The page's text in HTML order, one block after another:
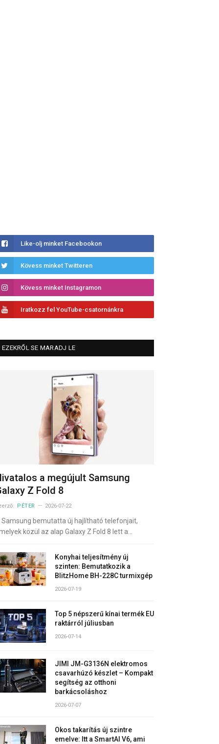
Like-olj minket Facebookon
Kövess minket Twitteren
Kövess minket Instagramon
Iratkozz fel YouTube-csatornánkra
EZEKRŐL SE MARADJ LE
a megújult Samsung
Z Fold 8
PÉTER 2026-07-22
Samsung bemutatta új hajlítható telefonjait,
közül az alap Galaxy Z Fold 8 lett a…
Konyhai teljesítmény új
szinten: Bemutatkozik a
BlitzHome BH-228C turmixgép
2026-07-19
Top 5 népszerű kínai termék EU
raktárról júliusban
2026-07-14
JIMI JM-G3136N elektromos
csavarhúzó készlet – Kompakt
segítség az otthoni
barkácsoláshoz
2026-07-07
Okos takarítás új szintre
emelve: Itt a SmartAI V6, ami